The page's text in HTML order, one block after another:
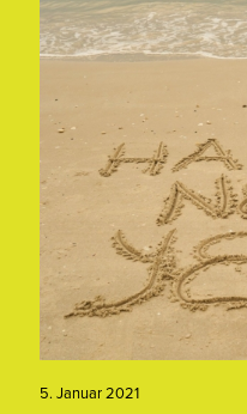
5. Januar 2021